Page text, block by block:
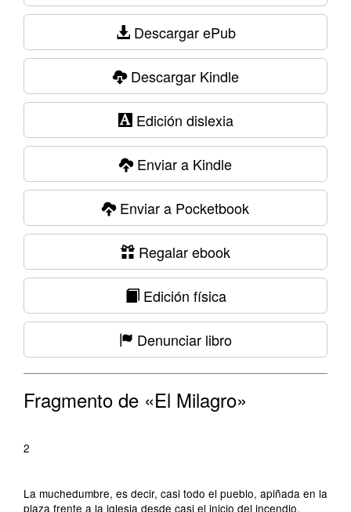
Descargar ePub
Descargar Kindle
Edición dislexia
Enviar a Kindle
Enviar a Pocketbook
Regalar ebook
Edición física
Denunciar libro
Fragmento de «El Milagro»
2
La muchedumbre, es decir, casi todo el pueblo, apiñada en la
plaza frente a la iglesia desde casi el inicio del incendio,